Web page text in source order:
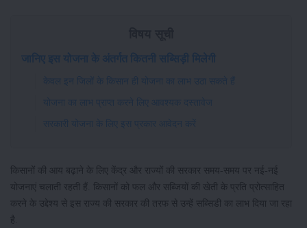
जानिए इस योजना के अंतर्गत कितनी सब्सिड़ी मिलेगी
केवल इन जिलों के किसान ही योजना का लाभ उठा सकते हैं
योजना का लाभ प्राप्त करने लिए आवश्यक दस्तावेज
सरकारी योजना के लिए इस प्रकार आवेदन करें
किसानों की आय बढ़ाने के लिए केंद्र और राज्यों की सरकार समय-समय पर नई-नई
योजनाएं चलाती रहती हैं. किसानों को फल और सब्जियों की खेती के प्रति प्रोत्साहित
करने के उद्देश्य से इस राज्य की सरकार की तरफ से उन्हें सब्सिडी का लाभ दिया जा रहा
है.